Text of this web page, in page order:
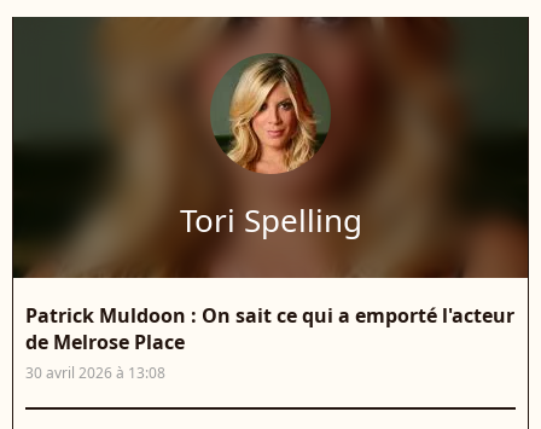
Tori Spelling
Patrick Muldoon : On sait ce qui a emporté l'acteur
de Melrose Place
30 avril 2026 à 13:08